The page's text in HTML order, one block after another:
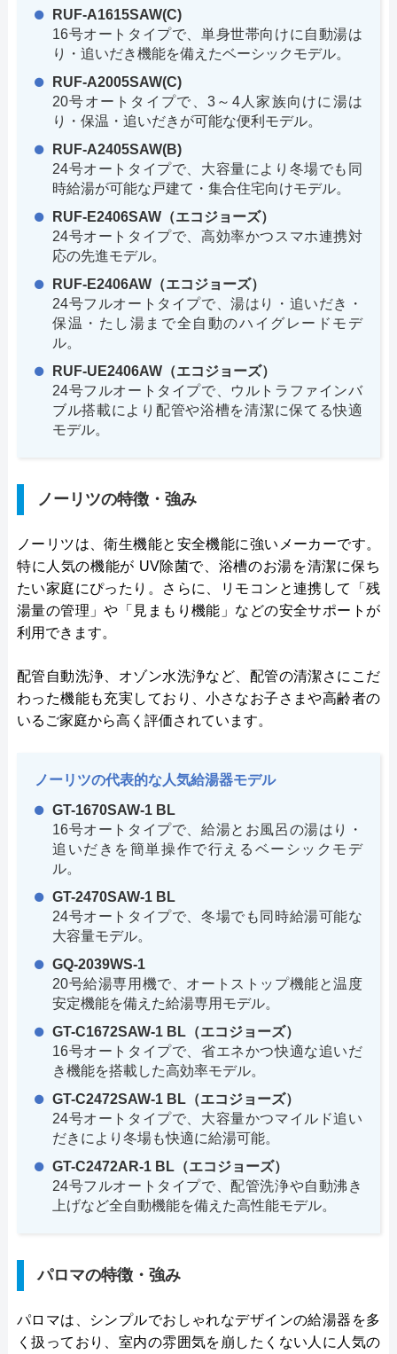
RUF-A1615SAW(C)
16号オートタイプで、単身世帯向けに自動湯は
り・追いだき機能を備えたベーシックモデル。
RUF-A2005SAW(C)
20号オートタイプで、3～4人家族向けに湯は
り・保温・追いだきが可能な便利モデル。
RUF-A2405SAW(B)
24号オートタイプで、大容量により冬場でも同
時給湯が可能な戸建て・集合住宅向けモデル。
RUF-E2406SAW（エコジョーズ）
24号オートタイプで、高効率かつスマホ連携対
応の先進モデル。
RUF-E2406AW（エコジョーズ）
24号フルオートタイプで、湯はり・追いだき・
保温・たし湯まで全自動のハイグレードモデ
ル。
RUF-UE2406AW（エコジョーズ）
24号フルオートタイプで、ウルトラファインバ
ブル搭載により配管や浴槽を清潔に保てる快適
モデル。
ノーリツの特徴・強み
ノーリツは、衛生機能と安全機能に強いメーカーです。
特に人気の機能が UV除菌で、浴槽のお湯を清潔に保ち
たい家庭にぴったり。さらに、リモコンと連携して「残
湯量の管理」や「見まもり機能」などの安全サポートが
利用できます。
配管自動洗浄、オゾン水洗浄など、配管の清潔さにこだ
わった機能も充実しており、小さなお子さまや高齢者の
いるご家庭から高く評価されています。
ノーリツの代表的な人気給湯器モデル
GT-1670SAW-1 BL
16号オートタイプで、給湯とお風呂の湯はり・
追いだきを簡単操作で行えるベーシックモデ
ル。
GT-2470SAW-1 BL
24号オートタイプで、冬場でも同時給湯可能な
大容量モデル。
GQ-2039WS-1
20号給湯専用機で、オートストップ機能と温度
安定機能を備えた給湯専用モデル。
GT-C1672SAW-1 BL（エコジョーズ）
16号オートタイプで、省エネかつ快適な追いだ
き機能を搭載した高効率モデル。
GT-C2472SAW-1 BL（エコジョーズ）
24号オートタイプで、大容量かつマイルド追い
だきにより冬場も快適に給湯可能。
GT-C2472AR-1 BL（エコジョーズ）
24号フルオートタイプで、配管洗浄や自動沸き
上げなど全自動機能を備えた高性能モデル。
パロマの特徴・強み
パロマは、シンプルでおしゃれなデザインの給湯器を多
く扱っており、室内の雰囲気を崩したくない人に人気の